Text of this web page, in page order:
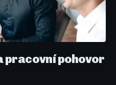
pracovní pohovor